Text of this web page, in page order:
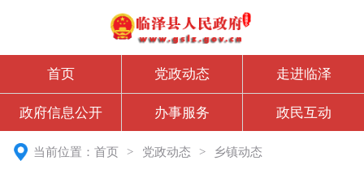
首页 党政动态 走进临泽
政府信息公开 办事服务 政民互动
当前位置：首页 > 党政动态 > 乡镇动态